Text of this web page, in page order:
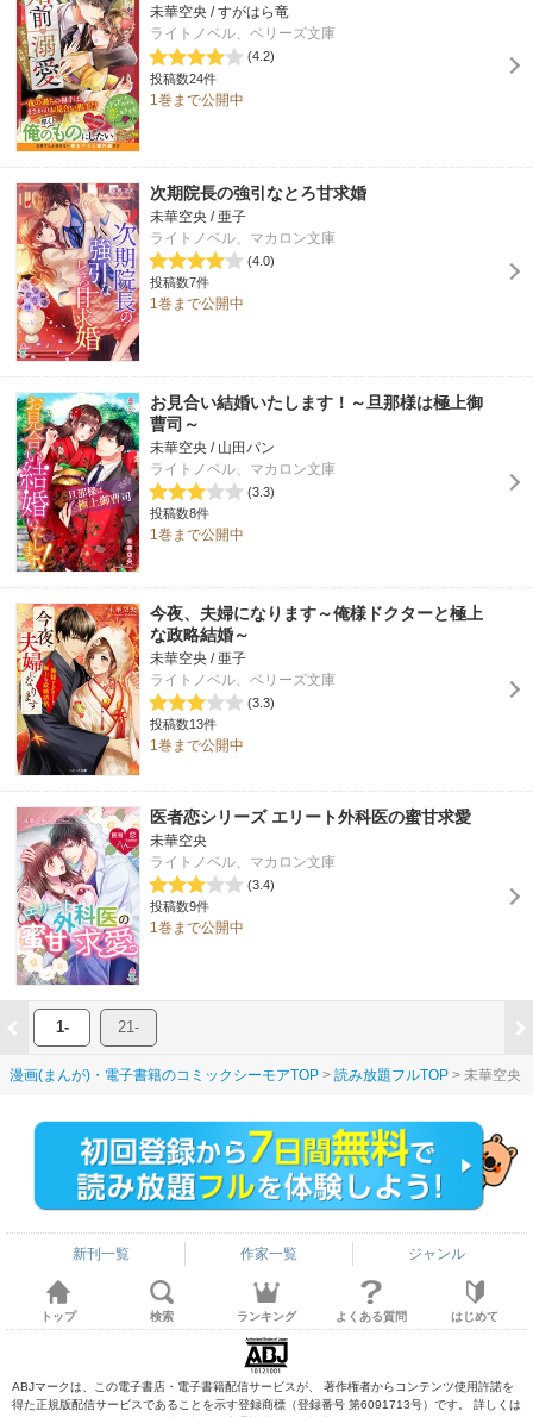
未華空央 / すがはら竜
ライトノベル、ベリーズ文庫
(4.2)
投稿数24件
1巻まで公開中
次期院長の強引なとろ甘求婚
未華空央 / 亜子
ライトノベル、マカロン文庫
(4.0)
投稿数7件
1巻まで公開中
お見合い結婚いたします！～旦那様は極上御
曹司～
未華空央 / 山田パン
ライトノベル、マカロン文庫
(3.3)
投稿数8件
1巻まで公開中
今夜、夫婦になります～俺様ドクターと極上
な政略結婚～
未華空央 / 亜子
ライトノベル、ベリーズ文庫
(3.3)
投稿数13件
1巻まで公開中
医者恋シリーズ エリート外科医の蜜甘求愛
未華空央
ライトノベル、マカロン文庫
(3.4)
投稿数9件
1巻まで公開中
1- 21-
漫画(まんが)・電子書籍のコミックシーモアTOP 読み放題フルTOP 未華空央
新刊一覧 作家一覧 ジャンル
トップ 検索 ランキング よくある質問 はじめて
ABJマークは、この電子書店・電子書籍配信サービスが、 著作権者からコンテンツ使用許諾を
得た正規版配信サービスであることを示す登録商標（登録番号 第6091713号）です。 詳しくは